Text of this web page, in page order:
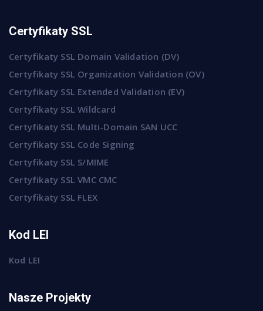
Certyfikaty SSL
Certyfikaty SSL Domain Validation (DV)
Certyfikaty SSL Organization Validation (OV)
Certyfikaty SSL Extended Validation (EV)
Certyfikaty SSL Wildcard
Certyfikaty SSL Multi-Domain SAN UCC
Certyfikaty SSL Code Signing
Certyfikaty SSL S/MIME
Certyfikaty SSL VMC CMC
Certyfikaty SSL FLEX
Kod LEI
Kod LEI
Nasze Projekty